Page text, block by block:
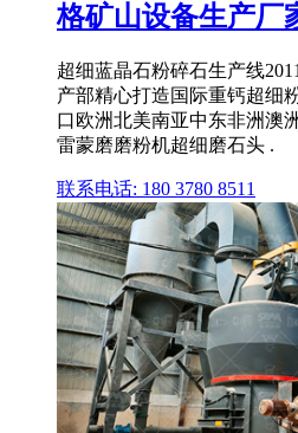
格矿山设备生产厂
超细蓝晶石粉碎石生产线
产部精心打造国际重钙超细
口欧洲北美南亚中东非洲澳
雷蒙磨磨粉机超细磨石头 .
联系电话: 180 3780 8511